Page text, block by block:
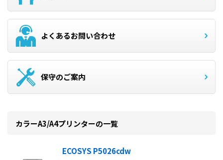
よくあるお問い合わせ
保守のご案内
カラーA3/A4プリンターの一覧
ECOSYS P5026cdw